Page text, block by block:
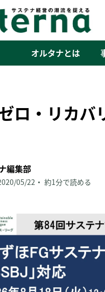
オルタナとは
ゼロ・リカ
編集部
05/22 約1分で読める